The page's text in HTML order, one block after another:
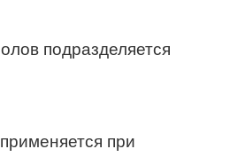
подразделяется
при